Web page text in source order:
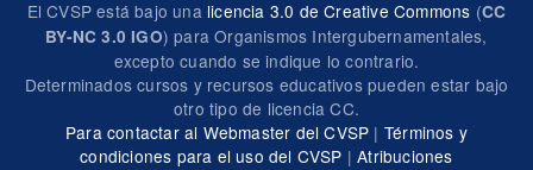
El CVSP está bajo una licencia 3.0 de Creative Commons (CC
BY-NC 3.0 IGO) para Organismos Intergubernamentales,
excepto cuando se indique lo contrario.
Determinados cursos y recursos educativos pueden estar bajo
otro tipo de licencia CC.
Para contactar al Webmaster del CVSP | Términos y
condiciones para el uso del CVSP |Atribuciones